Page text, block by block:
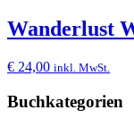
Wanderlust
€ 24,00 inkl. MwSt.
Buchkategorien